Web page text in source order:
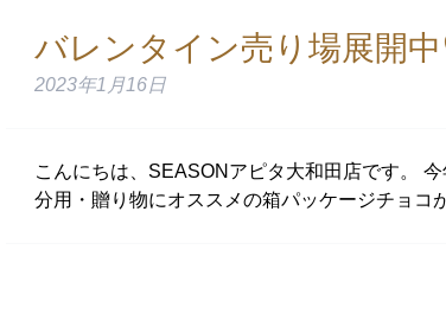
バレンタイン売り場展開
2023年1月16日
こんにちは、SEASONアピタ大和田店です。
分用・贈り物にオススメの箱パッケージチョコ